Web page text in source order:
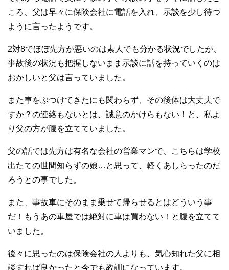
ころ、父は早々に保険会社に電話を入れ、示談を少し待つ
ように言ったようです。
2対8でほぼ先方が悪いのは素人でも分かる状況でしたが、
事故後の状況も把握しないまま示談に話を持っていくのは
おかしいと父は言っていました。
また車をぶつけてきたにも関わらず、その後体は大丈夫で
すか？の連絡もないとは、誠意のかけらもない！と、私よ
り父の方が腹を立てていました。
父の話では先方は有名な会社の営業マンで、こちらは学校
出たての世間知らずの娘…と思って、軽くあしらったのだ
ろうとの事でした。
また、事故車にそのまま乗せて帰らせるとはどういう事
だ！もうあの車屋では絶対に車は買わない！と腹を立てて
いました。
後々に思ったのは保険会社の人よりも、気心知れた父に相
談すれば良かったと今でも教訓になっています。